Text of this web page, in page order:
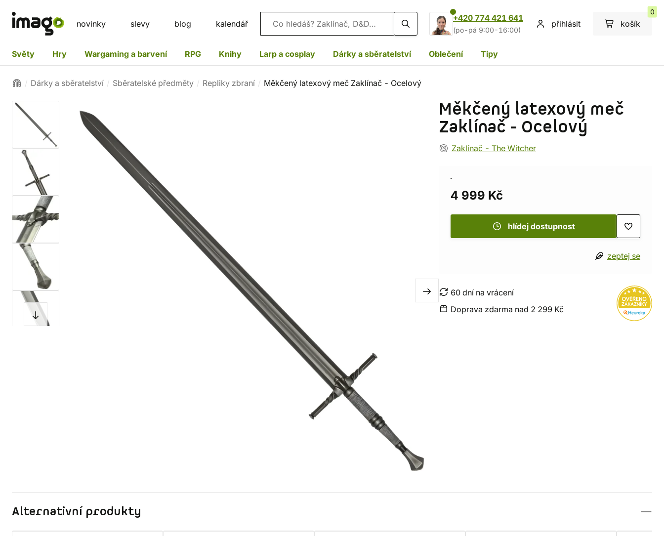
novinky slevy blog kalendář Vyhledávání
+420 774 421 641
(po-pá 9:00-16:00)
přihlásit košík
0
Světy Hry Wargaming a barvení RPG Knihy Larp a cosplay Dárky a sběratelství Oblečení Tipy
Dárky a sběratelství Sběratelské předměty Repliky zbraní Měkčený latexový meč Zaklínač - Ocelový
Měkčený latexový meč
Zaklínač - Ocelový
Zaklínač - The Witcher
4 999 Kč
hlídej dostupnost
zeptej se
60 dní na vrácení
Doprava zdarma nad 2 299 Kč
Alternativní produkty